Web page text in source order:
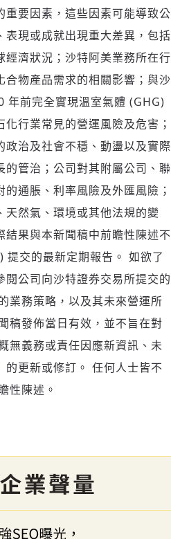
要因素，這些因素可能導致公
現或成就出現重大差異，包括
濟狀況；沙特阿美業務所在行
物產品需求的相關影響；與沙
年前完全實現溫室氣體 (GHG)
行業常見的營運風險及危害；
治及社會不穩、動盪以及實際
管治；公司對其附屬公司、聯
通脹、利率風險及外匯風險；
然氣、環境或其他法規的變
果與本新聞稿中前瞻性陳述不
交的最新定期報告。 如欲了
公司向沙特證券交易所提交的
業務策略，以及其未來營運所
稿發佈當日有效，並不旨在對
無義務或責任因應新資訊、未
更新或修訂。 任何人士皆不
性陳述。